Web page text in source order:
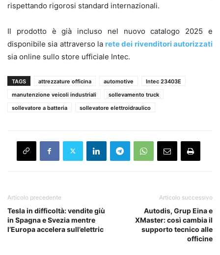
rispettando rigorosi standard internazionali.
Il prodotto è già incluso nel nuovo catalogo 2025 e
disponibile sia attraverso la rete dei rivenditori autorizzati
sia online sullo store ufficiale Intec.
TAGS attrezzature officina automotive
Intec 23403E
manutenzione veicoli industriali
sollevamento truck
sollevatore a batteria
sollevatore elettroidraulico
Articolo precedente
Tesla in difficoltà: vendite giù
in Spagna e Svezia mentre
l’Europa accelera sull’elettric
Articolo successivo
Autodis, Grup Eina e
XMaster: così cambia il
supporto tecnico alle
officine